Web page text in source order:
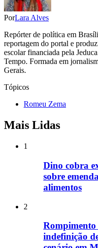
PorLara Alves
Repórter de política em
reportagem do portal e
escolar financiada pela
Tempo. Formada em
Gerais.
Tópicos
Romeu Zema
Mais Lidas
1
Dino cobra
sobre
alimentos
2
Rompimento
indefinição